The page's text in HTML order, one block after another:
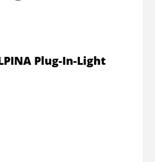
Plug-In-Light